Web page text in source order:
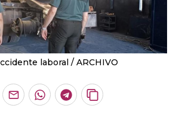
laboral ARCHIVO
EnviarWhatsapp
Telegram
Copiar